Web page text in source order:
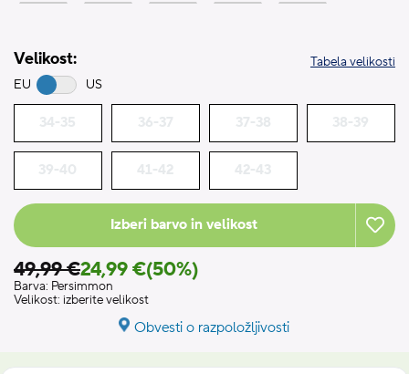
Velikost:
EU US
Tabela velikosti
34-35 36-37 37-38 38-39
39-40 41-42 42-43
Izberi barvo in velikost
49,99 €24,99 €(50%)
Barva: Persimmon
Velikost: izberite velikost
Obvesti o razpoložljivosti